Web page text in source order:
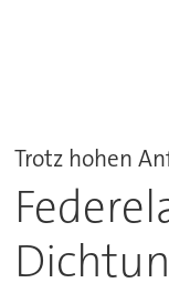
Trotz hohen